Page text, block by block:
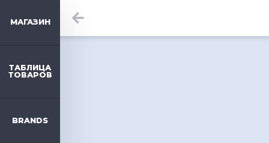
МАГАЗИН
ТАБЛИЦА
ТОВАРОВ
BRANDS